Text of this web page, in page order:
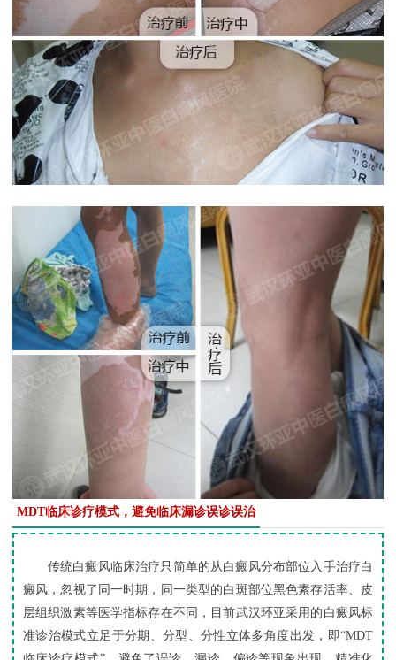
MDT临床诊疗模式，避免临床漏诊误诊误治
传统白癜风临床治疗只简单的从白癜风分布部位入手治疗白
癜风，忽视了同一时期，同一类型的白斑部位黑色素存活率、皮
层组织激素等医学指标存在不同，目前武汉环亚采用的白癜风标
准诊治模式立足于分期、分型、分性立体多角度出发，即“MDT